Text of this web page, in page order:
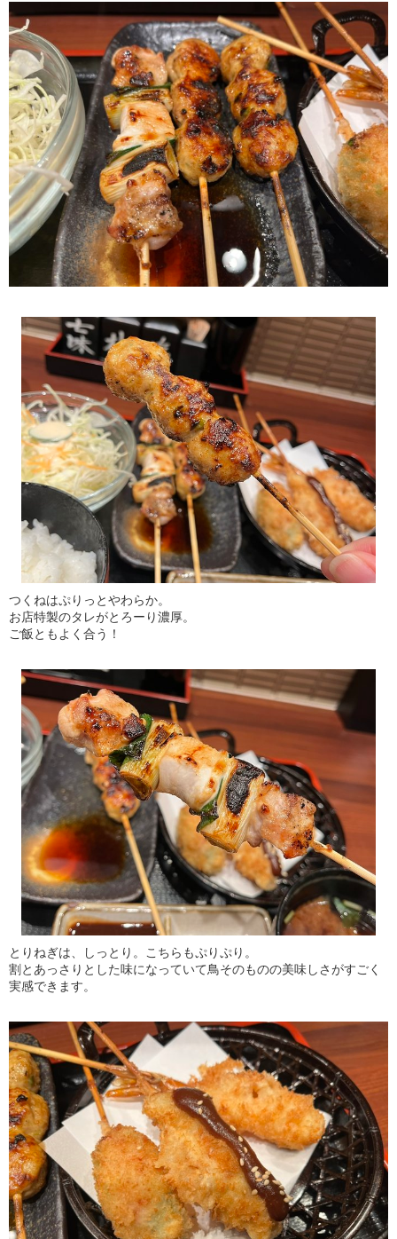
つくねはぷりっとやわらか。
お店特製のタレがとろーり濃厚。
ご飯ともよく合う！
とりねぎは、しっとり。こちらもぷりぷり。
割とあっさりとした味になっていて鳥そのものの美味しさがすごく
実感できます。